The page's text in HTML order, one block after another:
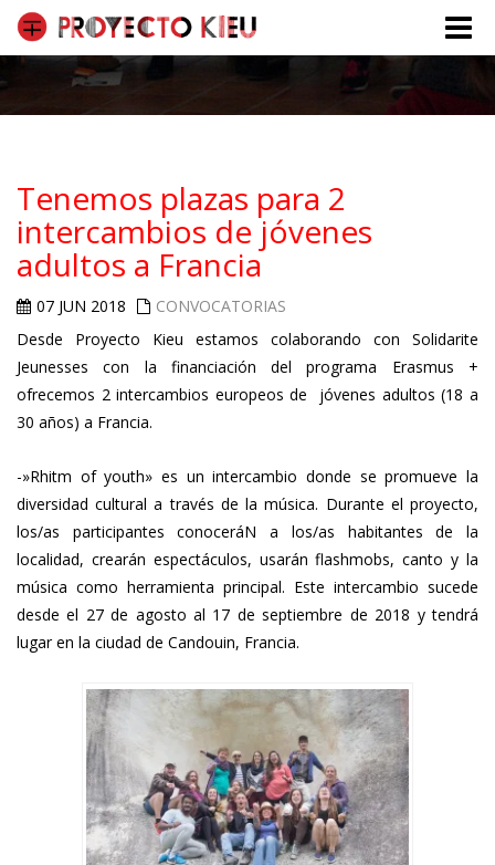
Toggle
Tenemos plazas para 2
intercambios de jóvenes
adultos a Francia
07 JUN 2018
CONVOCATORIAS
Desde Proyecto Kieu estamos colaborando con Solidarite
Jeunesses con la financiación del programa Erasmus +
ofrecemos 2 intercambios europeos de jóvenes adultos (18 a
30 años) a Francia.
-»Rhitm of youth» es un intercambio donde se promueve la
diversidad cultural a través de la música. Durante el proyecto,
los/as participantes conoceráN a los/as habitantes de la
localidad, crearán espectáculos, usarán flashmobs, canto y la
música como herramienta principal. Este intercambio sucede
desde el 27 de agosto al 17 de septiembre de 2018 y tendrá
lugar en la ciudad de Candouin, Francia.